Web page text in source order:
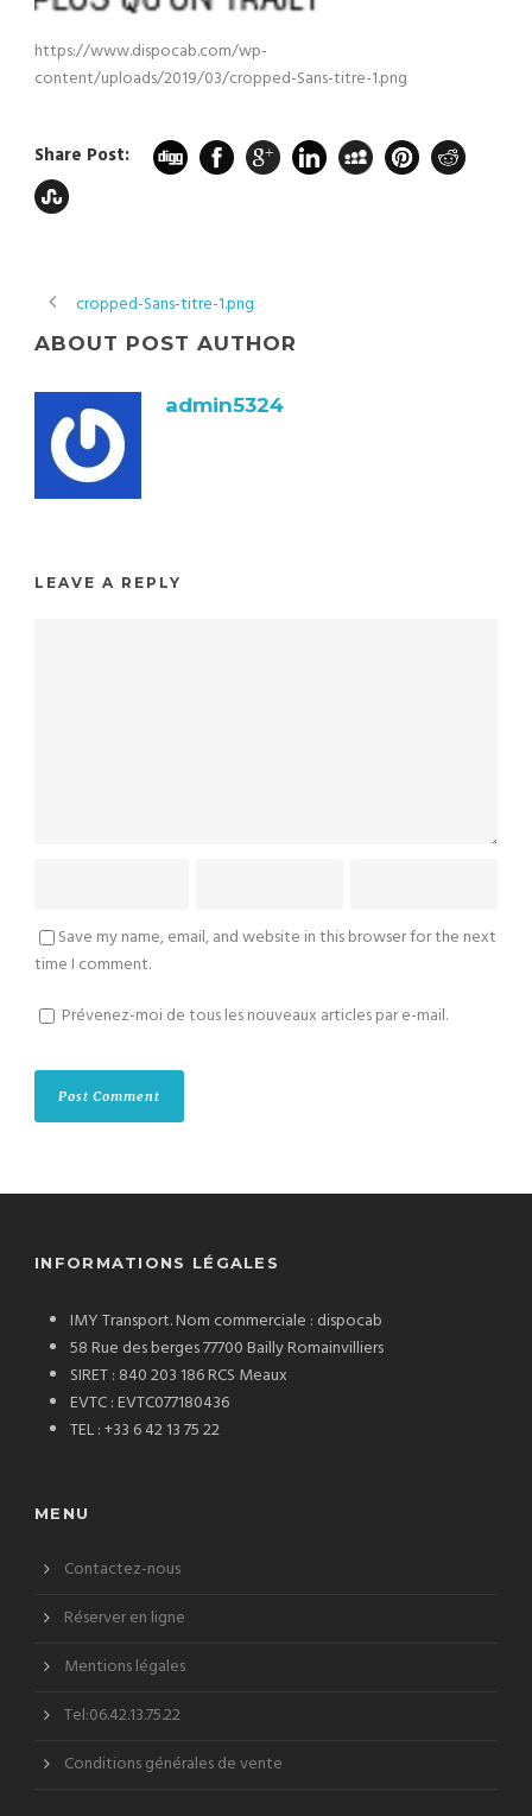
https://www.dispocab.com/wp-
content/uploads/2019/03/cropped-Sans-titre-1.png
Share Post:
cropped-Sans-titre-1.png
ABOUT POST AUTHOR
admin5324
LEAVE A REPLY
Save my name, email, and website in this browser for the next
time I comment.
Prévenez-moi de tous les nouveaux articles par e-mail.
INFORMATIONS LÉGALES
IMY Transport. Nom commerciale : dispocab
58 Rue des berges 77700 Bailly Romainvilliers
SIRET : 840 203 186 RCS Meaux
EVTC : EVTC077180436
TEL : +33 6 42 13 75 22
MENU
Contactez-nous
Réserver en ligne
Mentions légales
Tel:06.42.13.75.22
Conditions générales de vente